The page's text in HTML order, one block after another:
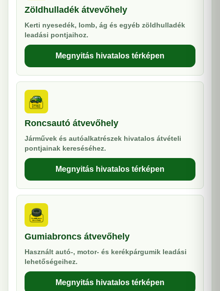
Zöldhulladék átvevőhely
Kerti nyesedék, lomb, ág és egyéb zöldhulladék
leadási pontjaihoz.
Megnyitás hivatalos térképen
Roncsautó átvevőhely
Járművek és autóalkatrészek hivatalos átvételi
pontjainak kereséséhez.
Megnyitás hivatalos térképen
Gumiabroncs átvevőhely
Használt autó-, motor- és kerékpárgumik leadási
lehetőségeihez.
Megnyitás hivatalos térképen